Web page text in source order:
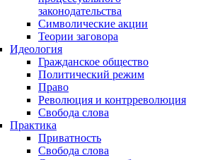
законодательства
Символические акции
Теории заговора
Идеология
Гражданское общество
Политический режим
Право
Революция и контрреволюция
Свобода слова
Практика
Приватность
Свобода слова